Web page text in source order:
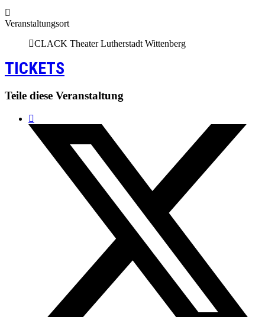
Veranstaltungsort
CLACK Theater Lutherstadt Wittenberg
TICKETS
Teile diese Veranstaltung